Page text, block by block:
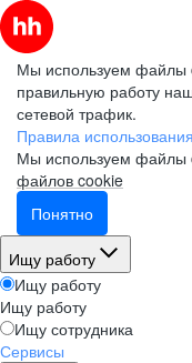
Мы используем файлы
правильную работу
сетевой трафик.
Правила
Мы используем файлы
файлов cookie
Понятно
Ищу работу
Ищу работу
Ищу работу
Ищу сотрудника
Сервисы